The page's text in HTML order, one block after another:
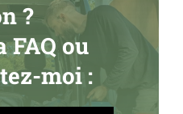
?
FAQ ou
moi :